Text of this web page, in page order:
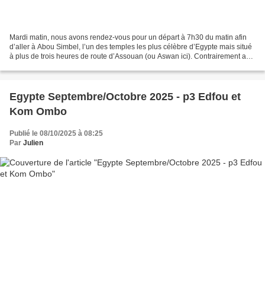
Mardi matin, nous avons rendez-vous pour un départ à 7h30 du matin afin
d’aller à Abou Simbel, l’un des temples les plus célèbre d’Egypte mais situé
à plus de trois heures de route d’Assouan (ou Aswan ici). Contrairement aux
Egypte Septembre/Octobre 2025 - p3 Edfou et
Kom Ombo
Publié le 08/10/2025 à 08:25
Par Julien